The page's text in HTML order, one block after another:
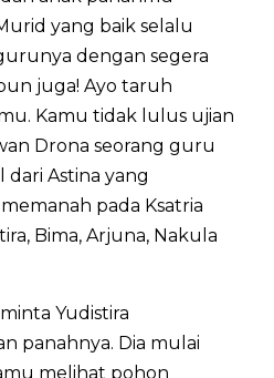
yang baik selalu
dengan segera
juga! Ayo taruh
Kamu tidak lulus ujian
Drona seorang guru
Astina yang
pada Ksatria
Bima, Arjuna, Nakula
Yudistira
panahnya. Dia mulai
melihat pohon